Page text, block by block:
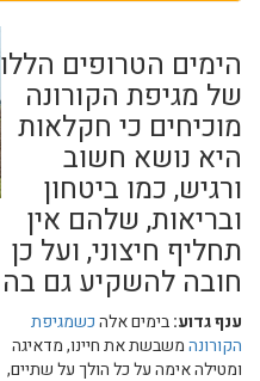
הימים הטרופים הללו
של מגיפת הקורונה
מוכיחים כי חקלאות
היא נושא חשוב
ורגיש, כמו ביטחון
ובריאות, שלהם אין
תחליף חיצוני, ועל כן
חובה להשקיע גם בה
ענף גדוע:בימים אלהכשמגיפת
הקורונהמשבשת את חיינו, מדאיגה
ומטילה אימה על כל הולך על שתיים,